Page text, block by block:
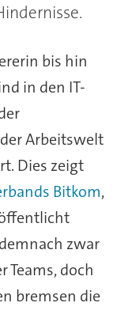
bis hin
in den IT-
Arbeitswelt
Dies zeigt
Bitkom,
zwar
doch
bremsen die